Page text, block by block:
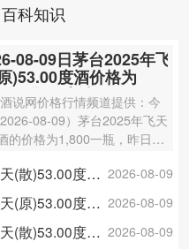
百科知识
08-09日茅台2025年飞
)53.00度酒价格为
一瓶，上涨 20元
说网价格行情频道提供：今
08-09）茅台2025年飞天
的价格为1,800一瓶，昨日价
飞天(原)酒容量为500ml，
数为53.00度。茅台酒除了年
…
2026-08-09
1,750一瓶，上涨 20元
2026-08-09
1,730一瓶，上涨 20元
2026-08-09
1,710一瓶，上涨 15元